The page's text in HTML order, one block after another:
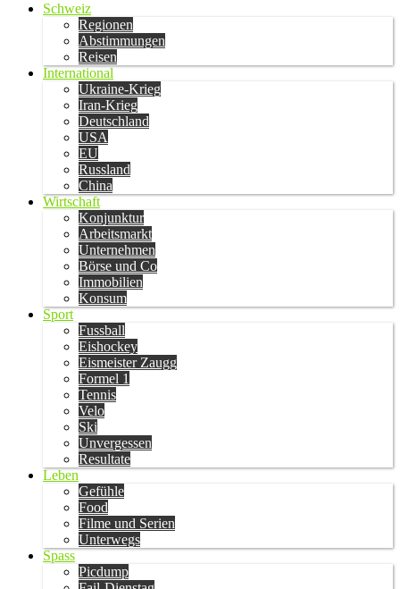
Schweiz
Regionen
Abstimmungen
Reisen
International
Ukraine-Krieg
Iran-Krieg
Deutschland
USA
EU
Russland
China
Wirtschaft
Konjunktur
Arbeitsmarkt
Unternehmen
Börse und Co
Immobilien
Konsum
Sport
Fussball
Eishockey
Eismeister Zaugg
Formel 1
Tennis
Velo
Ski
Unvergessen
Resultate
Leben
Gefühle
Food
Filme und Serien
Unterwegs
Spass
Picdump